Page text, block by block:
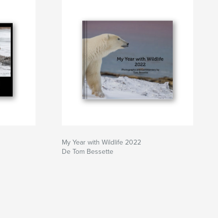
My Year with Wildlife 2022
De Tom Bessette